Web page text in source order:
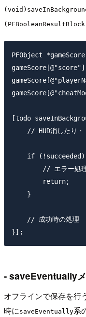
PFObject
[todo
// HUD消したり・
if (!succeeded)
// エラー処
        return;
    }
    // 成功時の処理
- saveEventually
オフラインで保存を行
時にsaveEventually系